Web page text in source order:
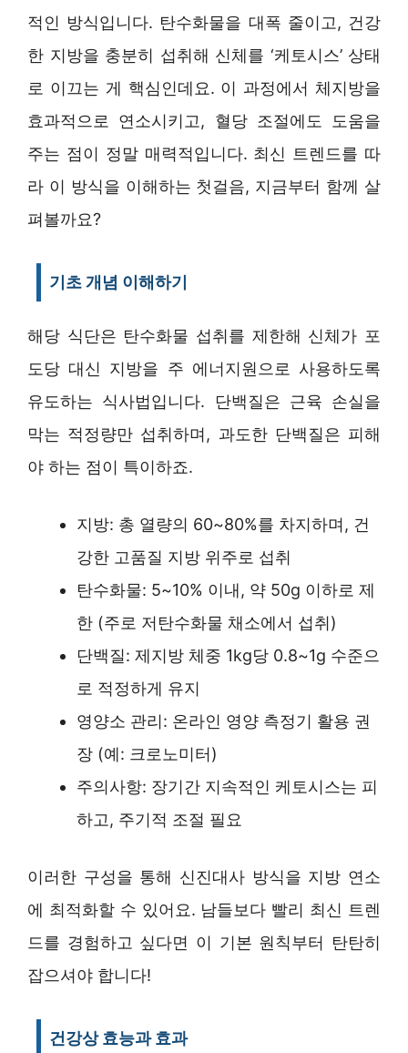
적인 방식입니다. 탄수화물을 대폭 줄이고, 건강
한 지방을 충분히 섭취해 신체를 ‘케토시스’ 상태
로 이끄는 게 핵심인데요. 이 과정에서 체지방을
효과적으로 연소시키고, 혈당 조절에도 도움을
주는 점이 정말 매력적입니다. 최신 트렌드를 따
라 이 방식을 이해하는 첫걸음, 지금부터 함께 살
펴볼까요?
기초 개념 이해하기
해당 식단은 탄수화물 섭취를 제한해 신체가 포
도당 대신 지방을 주 에너지원으로 사용하도록
유도하는 식사법입니다. 단백질은 근육 손실을
막는 적정량만 섭취하며, 과도한 단백질은 피해
야 하는 점이 특이하죠.
지방: 총 열량의 60~80%를 차지하며, 건
강한 고품질 지방 위주로 섭취
탄수화물: 5~10% 이내, 약 50g 이하로 제
한 (주로 저탄수화물 채소에서 섭취)
단백질: 제지방 체중 1kg당 0.8~1g 수준으
로 적정하게 유지
영양소 관리: 온라인 영양 측정기 활용 권
장 (예: 크로노미터)
주의사항: 장기간 지속적인 케토시스는 피
하고, 주기적 조절 필요
이러한 구성을 통해 신진대사 방식을 지방 연소
에 최적화할 수 있어요. 남들보다 빨리 최신 트렌
드를 경험하고 싶다면 이 기본 원칙부터 탄탄히
잡으셔야 합니다!
건강상 효능과 효과